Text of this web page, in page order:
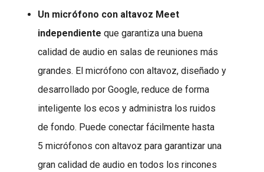
Un micrófono con altavoz Meet
independiente que garantiza una buena
calidad de audio en salas de reuniones más
grandes. El micrófono con altavoz, diseñado y
desarrollado por Google, reduce de forma
inteligente los ecos y administra los ruidos
de fondo. Puede conectar fácilmente hasta
5 micrófonos con altavoz para garantizar una
gran calidad de audio en todos los rincones